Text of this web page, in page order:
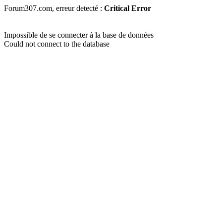
Forum307.com, erreur detecté : Critical Error
Impossible de se connecter à la base de données
Could not connect to the database